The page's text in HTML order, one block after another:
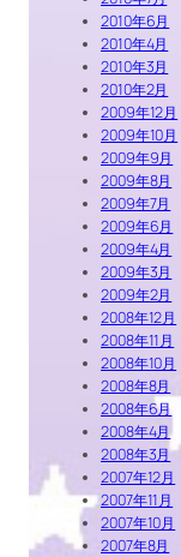
2010年6月
2010年4月
2010年3月
2010年2月
2009年12月
2009年10月
2009年9月
2009年8月
2009年7月
2009年6月
2009年4月
2009年3月
2009年2月
2008年12月
2008年11月
2008年10月
2008年8月
2008年6月
2008年4月
2008年3月
2007年12月
2007年11月
2007年10月
2007年8月